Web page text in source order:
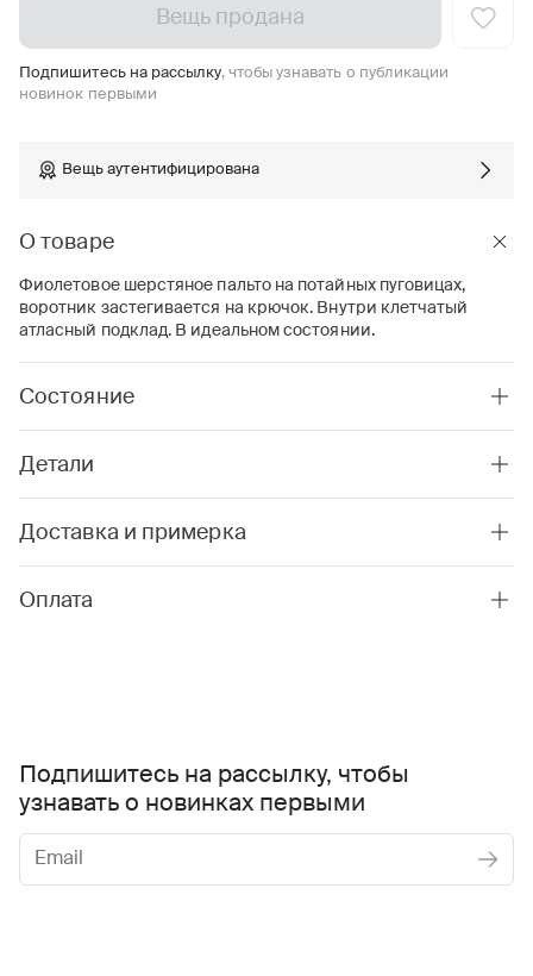
Вещь продана
Подпишитесь на рассылку, чтобы узнавать о публикации
новинок первыми
Вещь аутентифицирована
О товаре
Фиолетовое шерстяное пальто на потайных пуговицах,
воротник застегивается на крючок. Внутри клетчатый
атласный подклад. В идеальном состоянии.
Состояние
Детали
Доставка и примерка
Оплата
Подпишитесь на рассылку, чтобы
узнавать о новинках первыми